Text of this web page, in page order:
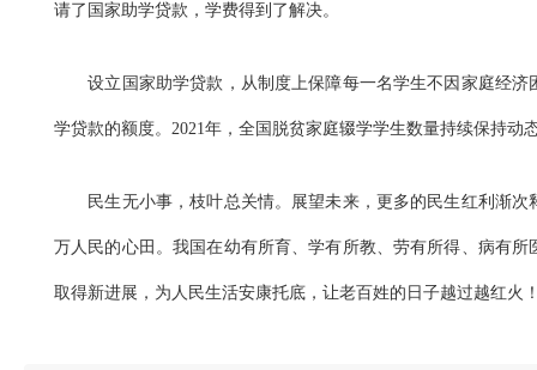
请了国家助学贷款，学费得到了解决。
设立国家助学贷款，从制度上保障每一名学生不因家庭经济
学贷款的额度。2021年，全国脱贫家庭辍学学生数量持续保持动
民生无小事，枝叶总关情。展望未来，更多的民生红利渐次
万人民的心田。我国在幼有所育、学有所教、劳有所得、病有
取得新进展，为人民生活安康托底，让老百姓的日子越过越红火